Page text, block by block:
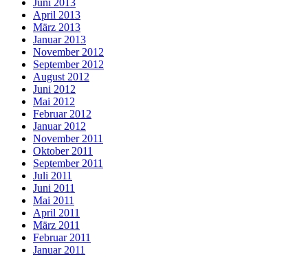
April 2013
März 2013
Januar 2013
November 2012
September 2012
August 2012
Juni 2012
Mai 2012
Februar 2012
Januar 2012
November 2011
Oktober 2011
September 2011
Juli 2011
Juni 2011
Mai 2011
April 2011
März 2011
Februar 2011
Januar 2011